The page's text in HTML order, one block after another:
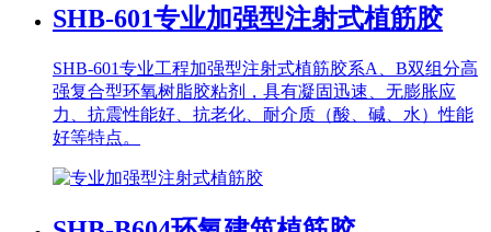
SHB-601专业加强型注射式植筋胶
SHB-601专业工程加强型注射式植筋胶系A、B双组分高
强复合型环氧树脂胶粘剂，具有凝固迅速、无膨胀应
力、抗震性能好、抗老化、耐介质（酸、碱、水）性能
好等特点。